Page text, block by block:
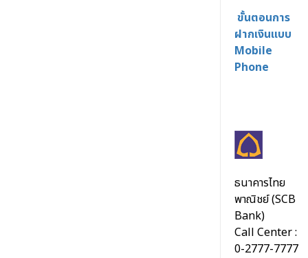
ขั้นตอนการ
ฝากเงินแบบ
Mobile
Phone
ธนาคารไทย
พาณิชย์ (SCB
Bank)
Call Center :
0-2777-7777